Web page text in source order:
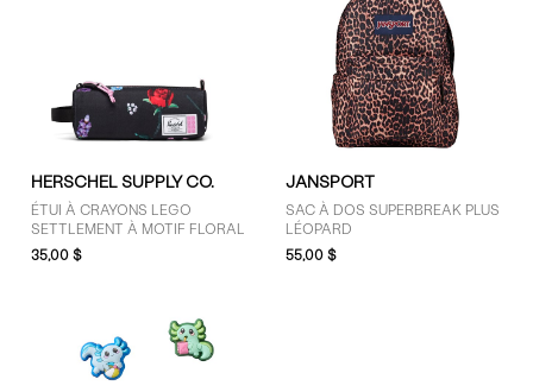
HERSCHEL SUPPLY CO.
ÉTUI À CRAYONS LEGO
SETTLEMENT À MOTIF FLORAL
35,00 $
JANSPORT
SAC À DOS SUPERBREAK PLUS
LÉOPARD
55,00 $